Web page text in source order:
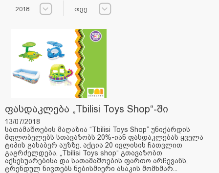
2018 თვე
ფასდაკლება „Tbilisi Toys Shop“-ში
13/07/2018
სათამაშოების მაღაზია “Tbilisi Toys Shop” უნიქარდის
მფლობელებს სთავაზობს 20%-იან ფასდაკლებას ყველა
ტიპის გასაბერ აუზზე. აქცია 20 ივლისის ჩათვლით
გაგრძელდება. „Tbilisi Toys shop“ გთავაზობთ
აქსესუარებისა და სათამაშოების ფართო არჩევანს,
ტრენდულ ნივთებს ნებისმიერი ასაკის მომხმარ...